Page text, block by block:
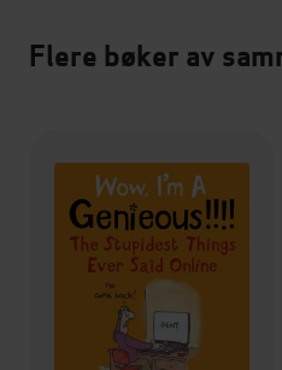
Flere bøker av